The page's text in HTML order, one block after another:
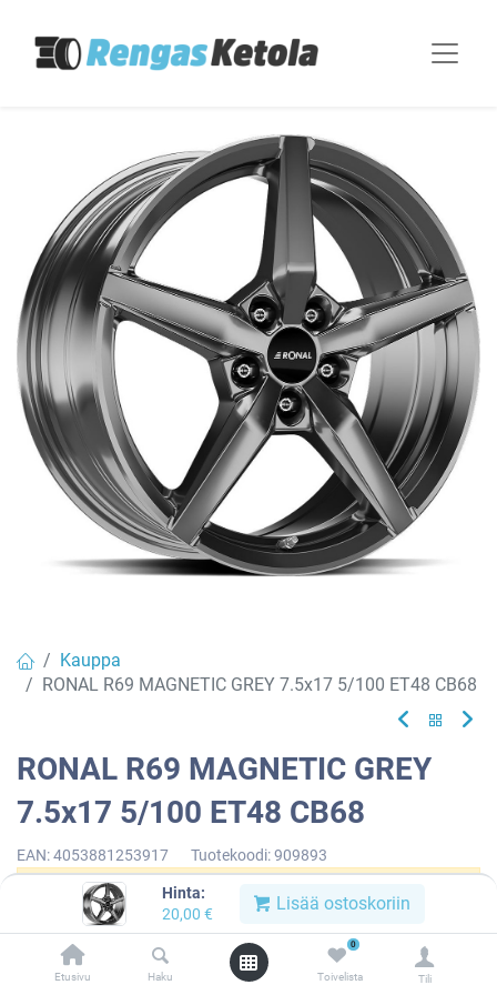
Hinta:
20,00 € Lisää ostoskoriin
Etusivu Haku
0
Toivelista Tili
Kauppa
RONAL R69 MAGNETIC GREY 7.5x17 5/100 ET48 CB68
RONAL R69 MAGNETIC GREY
7.5x17 5/100 ET48 CB68
EAN:4053881253917 Tuotekoodi:909893
Tällä tuotteella ei ole kelvollista yhdistelmää.
RONAL